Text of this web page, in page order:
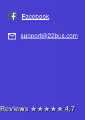
Facebook
support@22bus.com
Reviews ★★★★★4,7